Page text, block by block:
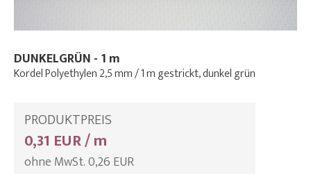
DUNKELGRÜN - 1 m
Kordel Polyethylen 2,5 mm / 1 m gestrickt, dunkel grün
PRODUKTPREIS
0,31 EUR / m
ohne MwSt. 0,26 EUR